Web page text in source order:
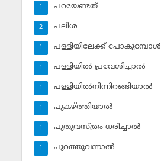
പറയേണ്ടത്
1
പലിശ
2
പള്ളിയിലേക്ക് പോകുമ്പോള്‍
1
പള്ളിയില്‍ പ്രവേശിച്ചാല്‍
1
പള്ളിയില്‍നിന്നിറങ്ങിയാല്‍
1
പുകഴ്ത്തിയാല്‍
1
പുതുവസ്ത്രം ധരിച്ചാല്‍
1
പുറത്തുവന്നാല്‍
1